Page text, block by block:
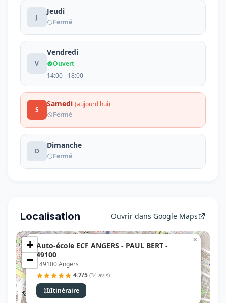
J
Jeudi
Fermé
V
Vendredi
Ouvert
14:00 - 18:00
S
Samedi (aujourd'hui)
Fermé
D
Dimanche
Fermé
Localisation Ouvrir dans Google Maps
Auto-école ECF ANGERS - PAUL BERT -
49100
, 49100 Angers
4.7/5 (34 avis)
Itinéraire
×
+
−